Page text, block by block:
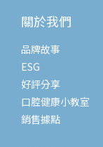
關於我們
品牌故事
ESG
好評分享
口腔健康小教室
銷售據點